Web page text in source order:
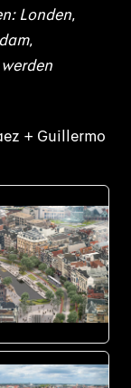
Londen,
+ Guillermo